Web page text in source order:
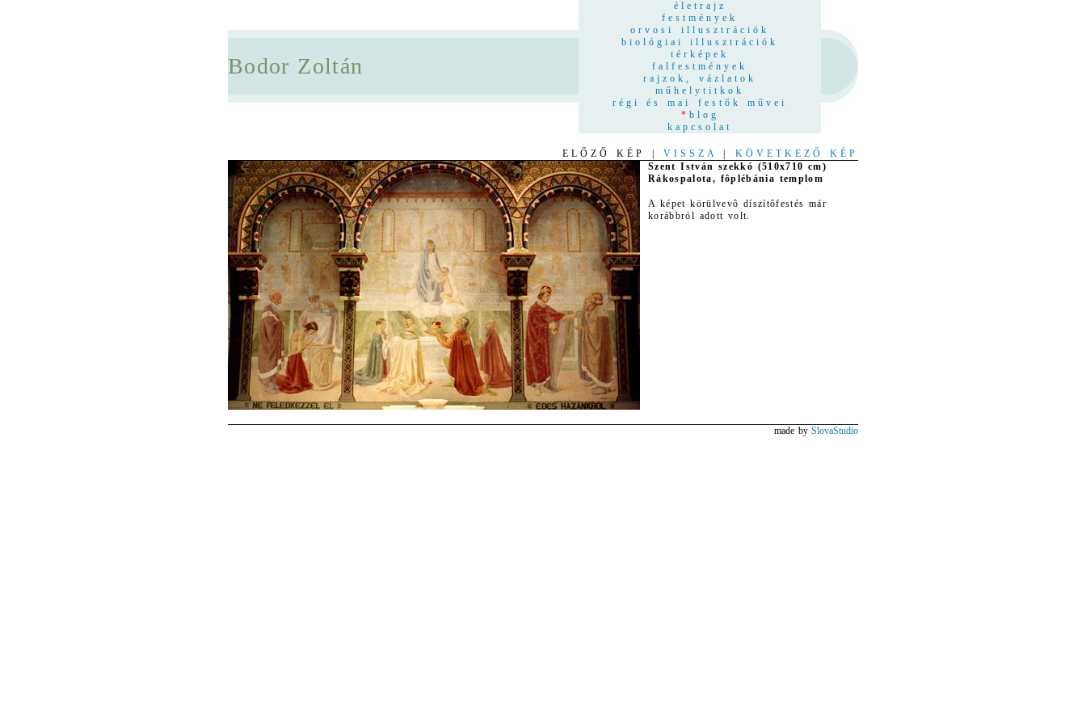
Bodor Zoltán
életrajz
festmények
orvosi illusztrációk
biológiai illusztrációk
térképek
falfestmények
rajzok, vázlatok
műhelytitkok
régi és mai festők művei
* blog
kapcsolat
ELŐZŐ KÉP | VISSZA
KÖVETKEZŐ KÉP
Szent István szekkó (510x710 cm)
Rákospalota, fôplébánia templom
A képet körülvevô díszítôfestés már
korábbról adott volt.
made by SlovaStudio